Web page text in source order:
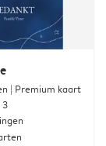
| Premium kaart
3